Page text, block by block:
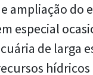
ampliação do
especial
de larga